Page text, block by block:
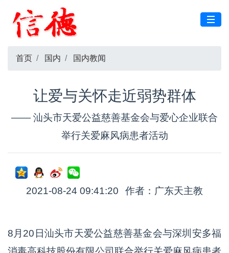
首页 国内 国内教闻
让爱与关怀走近弱势群体
—— 汕头市天爱公益慈善基金会与爱心企业联合
举行关爱麻风病患者活动
2021-08-24 09:41:20 作者：广东天主教
8月20日汕头市天爱公益慈善基金会与深圳安多福